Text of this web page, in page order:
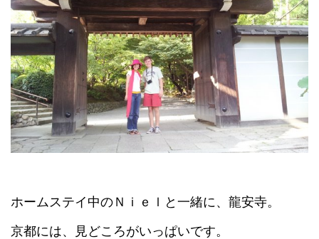
ホームステイ中のＮｉｅｌと一緒に、龍安寺。
京都には、見どころがいっぱいです。